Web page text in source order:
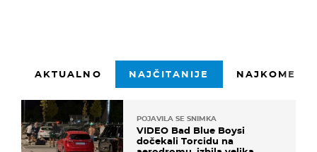
AKTUALNO NAJČITANIJE
POJAVILA SE SNIMKA
VIDEO Bad Blue Boysi
dočekali Torcidu na